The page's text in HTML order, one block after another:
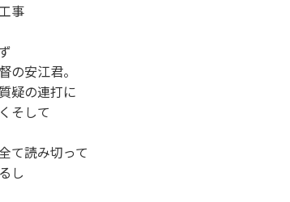
事
の安江君。
疑の連打に
そして
て読み切って
し